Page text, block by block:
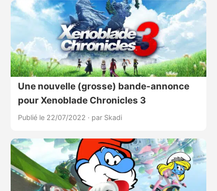
Une nouvelle (grosse) bande-annonce
pour Xenoblade Chronicles 3
Publié le 22/07/2022 · par Skadi